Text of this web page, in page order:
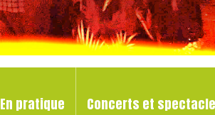
En pratique Concerts et